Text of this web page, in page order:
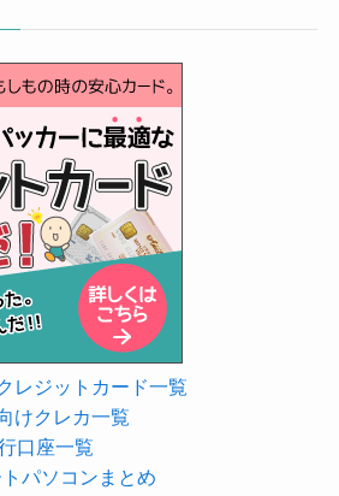
レジットカード一覧
けクレカ一覧
口座一覧
パソコンまとめ